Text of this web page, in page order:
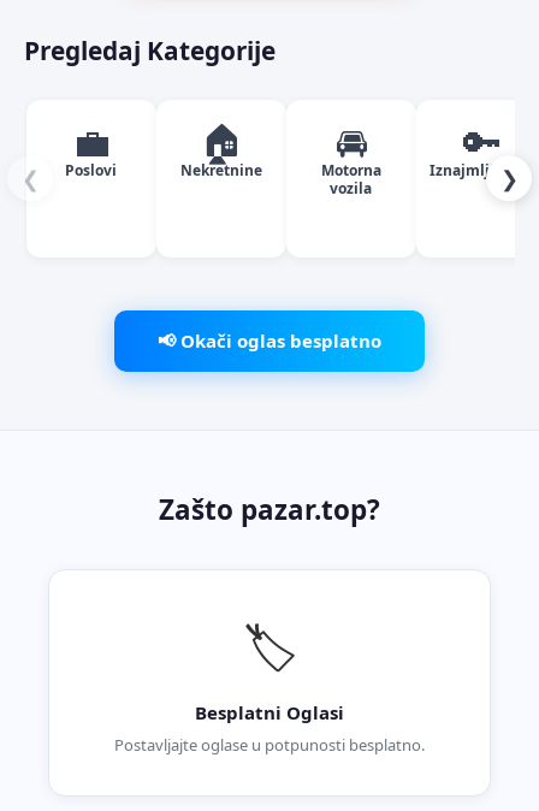
Pregledaj Kategorije
❮
💼
Poslovi
🏠
Nekretnine
🚘
Motorna
vozila
🔑
Iznajmljivanje
❯
📢 Okači oglas besplatno
Zašto pazar.top?
🏷️
Besplatni Oglasi
Postavljajte oglase u potpunosti besplatno.